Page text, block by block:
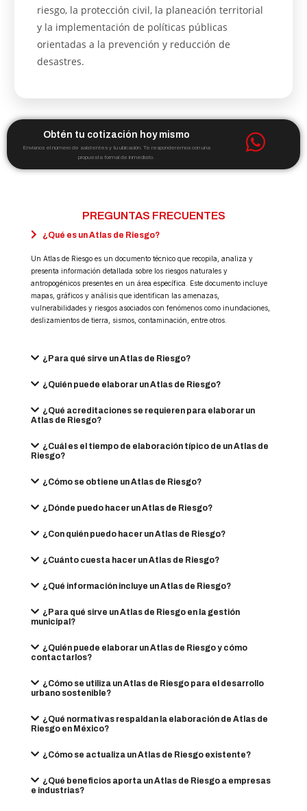
riesgo, la protección civil, la planeación territorial
y la implementación de políticas públicas
orientadas a la prevención y reducción de
desastres.
Obtén tu cotización hoy mismo
Envíanos el número de asistentes y tu ubicación. Te responderemos con una
propuesta formal de inmediato.
PREGUNTAS FRECUENTES
¿Qué es un Atlas de Riesgo?
Un Atlas de Riesgo es un documento técnico que recopila, analiza y
presenta información detallada sobre los riesgos naturales y
antropogénicos presentes en un área específica. Este documento incluye
mapas, gráficos y análisis que identifican las amenazas,
vulnerabilidades y riesgos asociados con fenómenos como inundaciones,
deslizamientos de tierra, sismos, contaminación, entre otros.
¿Para qué sirve un Atlas de Riesgo?
¿Quién puede elaborar un Atlas de Riesgo?
¿Qué acreditaciones se requieren para elaborar un
Atlas de Riesgo?
¿Cuál es el tiempo de elaboración típico de un Atlas de
Riesgo?
¿Cómo se obtiene un Atlas de Riesgo?
¿Dónde puedo hacer un Atlas de Riesgo?
¿Con quién puedo hacer un Atlas de Riesgo?
¿Cuánto cuesta hacer un Atlas de Riesgo?
¿Qué información incluye un Atlas de Riesgo?
¿Para qué sirve un Atlas de Riesgo en la gestión
municipal?
¿Quién puede elaborar un Atlas de Riesgo y cómo
contactarlos?
¿Cómo se utiliza un Atlas de Riesgo para el desarrollo
urbano sostenible?
¿Qué normativas respaldan la elaboración de Atlas de
Riesgo en México?
¿Cómo se actualiza un Atlas de Riesgo existente?
¿Qué beneficios aporta un Atlas de Riesgo a empresas
e industrias?